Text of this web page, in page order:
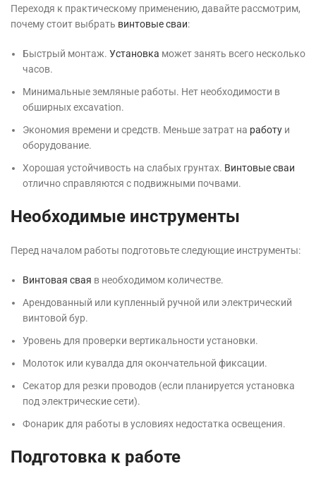
Переходя к практическому применению, давайте рассмотрим,
почему стоит выбрать винтовые сваи:
Быстрый монтаж. Установка может занять всего несколько
часов.
Минимальные земляные работы. Нет необходимости в
обширных excavation.
Экономия времени и средств. Меньше затрат на работу и
оборудование.
Хорошая устойчивость на слабых грунтах. Винтовые сваи
отлично справляются с подвижными почвами.
Необходимые инструменты
Перед началом работы подготовьте следующие инструменты:
Винтовая свая в необходимом количестве.
Арендованный или купленный ручной или электрический
винтовой бур.
Уровень для проверки вертикальности установки.
Молоток или кувалда для окончательной фиксации.
Секатор для резки проводов (если планируется установка
под электрические сети).
Фонарик для работы в условиях недостатка освещения.
Подготовка к работе